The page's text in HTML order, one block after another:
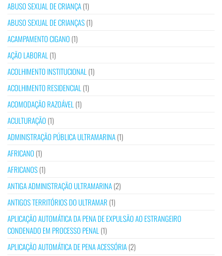
ABUSO SEXUAL DE CRIANÇA(1)
ABUSO SEXUAL DE CRIANÇAS(1)
ACAMPAMENTO CIGANO (1)
AÇÃO LABORAL (1)
ACOLHIMENTO INSTITUCIONAL (1)
ACOLHIMENTO RESIDENCIAL (1)
ACOMODAÇÃO RAZOÁVEL (1)
ACULTURAÇÃO (1)
ADMINISTRAÇÃO PÚBLICA ULTRAMARINA(1)
AFRICANO (1)
AFRICANOS(1)
ANTIGA ADMINISTRAÇÃO ULTRAMARINA(2)
ANTIGOS TERRITÓRIOS DO ULTRAMAR (1)
APLICAÇÃO AUTOMÁTICA DA PENA DE EXPULSÃO AO ESTRANGEIRO
CONDENADO EM PROCESSO PENAL (1)
APLICAÇÃO AUTOMÁTICA DE PENA ACESSÓRIA(2)